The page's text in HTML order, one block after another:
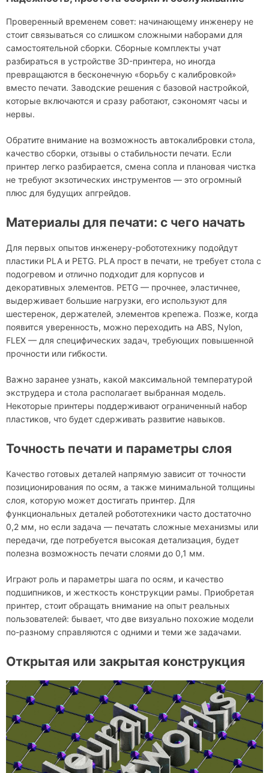
Проверенный временем совет: начинающему инженеру не
стоит связываться со слишком сложными наборами для
самостоятельной сборки. Сборные комплекты учат
разбираться в устройстве 3D-принтера, но иногда
превращаются в бесконечную «борьбу с калибровкой»
вместо печати. Заводские решения с базовой настройкой,
которые включаются и сразу работают, сэкономят часы и
нервы.
Обратите внимание на возможность автокалибровки стола,
качество сборки, отзывы о стабильности печати. Если
принтер легко разбирается, смена сопла и плановая чистка
не требуют экзотических инструментов — это огромный
плюс для будущих апгрейдов.
Материалы для печати: с чего начать
Для первых опытов инженеру-робототехнику подойдут
пластики PLA и PETG. PLA прост в печати, не требует стола с
подогревом и отлично подходит для корпусов и
декоративных элементов. PETG — прочнее, эластичнее,
выдерживает большие нагрузки, его используют для
шестеренок, держателей, элементов крепежа. Позже, когда
появится уверенность, можно переходить на ABS, Nylon,
FLEX — для специфических задач, требующих повышенной
прочности или гибкости.
Важно заранее узнать, какой максимальной температурой
экструдера и стола располагает выбранная модель.
Некоторые принтеры поддерживают ограниченный набор
пластиков, что будет сдерживать развитие навыков.
Точность печати и параметры слоя
Качество готовых деталей напрямую зависит от точности
позиционирования по осям, а также минимальной толщины
слоя, которую может достигать принтер. Для
функциональных деталей робототехники часто достаточно
0,2 мм, но если задача — печатать сложные механизмы или
передачи, где потребуется высокая детализация, будет
полезна возможность печати слоями до 0,1 мм.
Играют роль и параметры шага по осям, и качество
подшипников, и жесткость конструкции рамы. Приобретая
принтер, стоит обращать внимание на опыт реальных
пользователей: бывает, что две визуально похожие модели
по-разному справляются с одними и теми же задачами.
Открытая или закрытая конструкция